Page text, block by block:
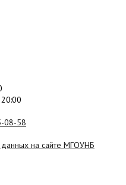
08-58
данных на сайте МГОУНБ